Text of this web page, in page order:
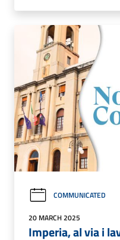
COMMUNICATED
20 MARCH 2025
Imperia, al via i